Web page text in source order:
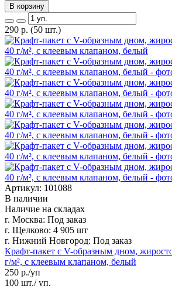
В корзину
290 р. (50 шт.)
Артикул: 101088
В наличии
Наличие на складах
г. Москва: Под заказ
г. Щелково: 4 905 шт
г. Нижний Новгород: Под заказ
Крафт-пакет с V-образным дном,
г/м², с клеевым клапаном, белый
250 р./уп
100 шт./ уп.